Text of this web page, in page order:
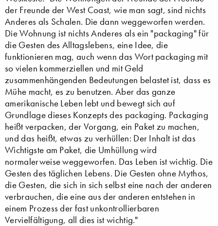
der Freunde der West Coast, wie man sagt, sind nichts
Anderes als Schalen. Die dann weggeworfen werden.
Die Wohnung ist nichts Anderes als ein "packaging" für
die Gesten des Alltagslebens, eine Idee, die
funktionieren mag, auch wenn das Wort packaging mit
so vielen kommerziellen und mit Geld
zusammenhängenden Bedeutungen belastet ist, dass es
Mühe macht, es zu benutzen. Aber das ganze
amerikanische Leben lebt und bewegt sich auf
Grundlage dieses Konzepts des packaging. Packaging
heißt verpacken, der Vorgang, ein Paket zu machen,
und das heißt, etwas zu verhüllen: Der Inhalt ist das
Wichtigste am Paket, die Umhüllung wird
normalerweise weggeworfen. Das Leben ist wichtig. Die
Gesten des täglichen Lebens. Die Gesten ohne Mythos,
die Gesten, die sich in sich selbst eine nach der anderen
verbrauchen, die eine aus der anderen entstehen in
einem Prozess der fast unkontrollierbaren
Vervielfältigung, all dies ist wichtig."